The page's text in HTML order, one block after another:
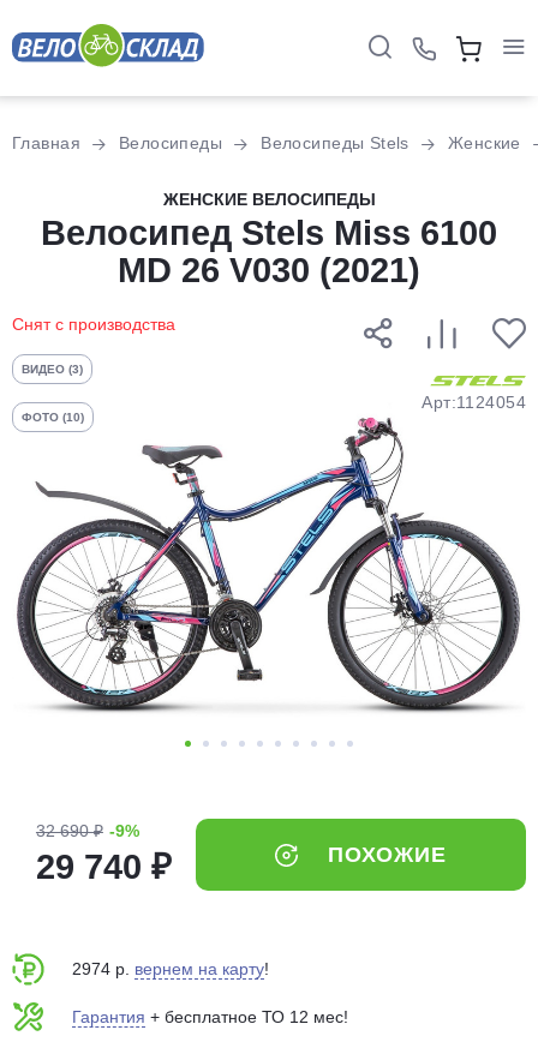
Главная Велосипеды Велосипеды Stels Женские
ЖЕНСКИЕ ВЕЛОСИПЕДЫ
Велосипед Stels Miss 6100
MD 26 V030 (2021)
Снят с производства
ВИДЕО (3)
ФОТО (10)
Арт:1124054
32 690 ₽ -9%
29 740 ₽ ПОХОЖИЕ
2974 р. вернем на карту!
Гарантия + бесплатное ТО 12 мес!
Разбейте
оплатуна части
без переплат
График платежей
Добавляйте товары
в корзину
Оплачивайте сегодня только
25% картой любого банка
выбранный способом
75% будут